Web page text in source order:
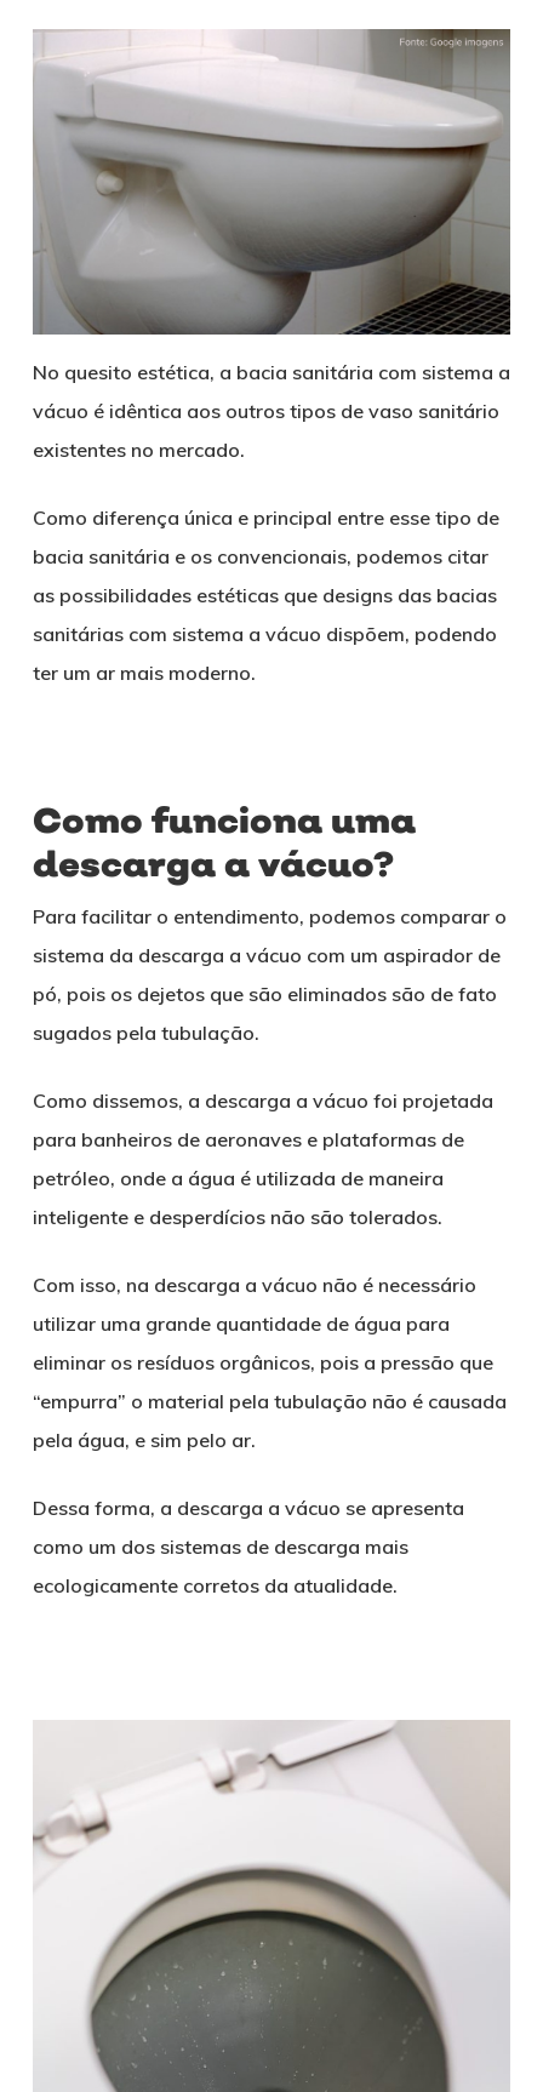
No quesito estética, a bacia sanitária com sistema a
vácuo é idêntica aos outros tipos de vaso sanitário
existentes no mercado.
Como diferença única e principal entre esse tipo de
bacia sanitária e os convencionais, podemos citar
as possibilidades estéticas que designs das bacias
sanitárias com sistema a vácuo dispõem, podendo
ter um ar mais moderno.
Como funciona uma
descarga a vácuo?
Para facilitar o entendimento, podemos comparar o
sistema da descarga a vácuo com um aspirador de
pó, pois os dejetos que são eliminados são de fato
sugados pela tubulação.
Como dissemos, a descarga a vácuo foi projetada
para banheiros de aeronaves e plataformas de
petróleo, onde a água é utilizada de maneira
inteligente e desperdícios não são tolerados.
Com isso, na descarga a vácuo não é necessário
utilizar uma grande quantidade de água para
eliminar os resíduos orgânicos, pois a pressão que
“empurra” o material pela tubulação não é causada
pela água, e sim pelo ar.
Dessa forma, a descarga a vácuo se apresenta
como um dos sistemas de descarga mais
ecologicamente corretos da atualidade.